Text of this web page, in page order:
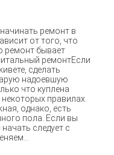
ремонт в
от того, что
ремонт бывает
ремонтЕсли
сделать
надоевшую
что куплена
правилах.
однако, есть
пола. Если вы
следует с